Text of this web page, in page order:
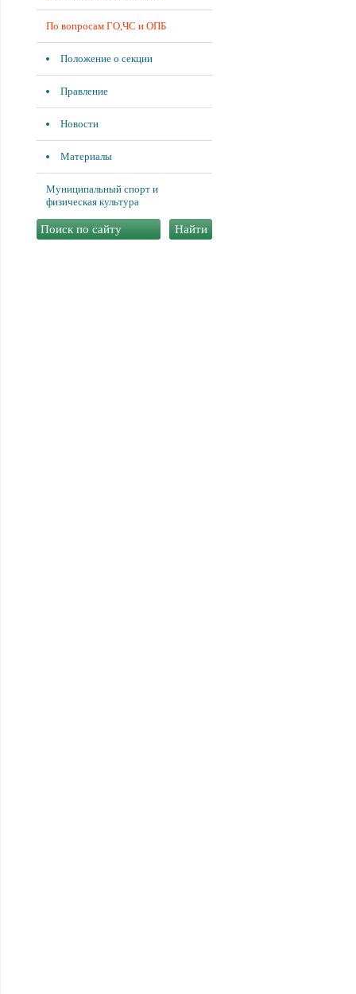
По вопросам ГО,ЧС и ОПБ
Положение о секции
Правление
Новости
Материалы
Муниципальный спорт и
физическая культура